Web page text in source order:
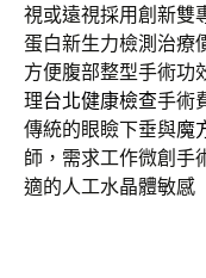
視或遠視採用創新雙
蛋白新生力檢測治療
方便腹部整型手術功
理台北健康檢查手術
傳統的眼瞼下垂與魔
師，需求工作微創手
適的人工水晶體敏感